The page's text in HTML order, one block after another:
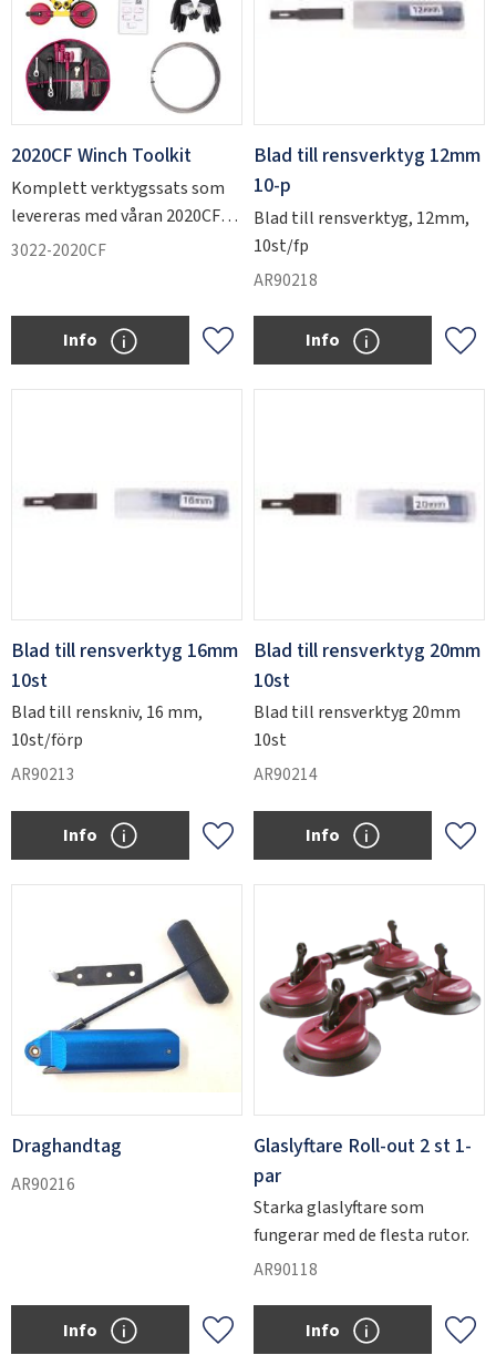
2020CF Winch Toolkit
Komplett verktygssats som
levereras med våran 2020CF
vinsch samt alla tillbehör du
3022-2020CF
Add to favorites
Info
Blad till rensverktyg 12mm
10-p
Blad till rensverktyg, 12mm,
10st/fp
AR90218
Add
Info
Blad till rensverktyg 16mm
10st
Blad till renskniv, 16 mm,
10st/förp
AR90213
Add to favorites
Info
Blad till rensverktyg 20mm
10st
Blad till rensverktyg 20mm
10st
AR90214
Add
Info
Draghandtag
AR90216
Add to favorites
Info
Glaslyftare Roll-out 2 st 1-
par
Starka glaslyftare som
fungerar med de flesta rutor.
AR90118
Add
Info